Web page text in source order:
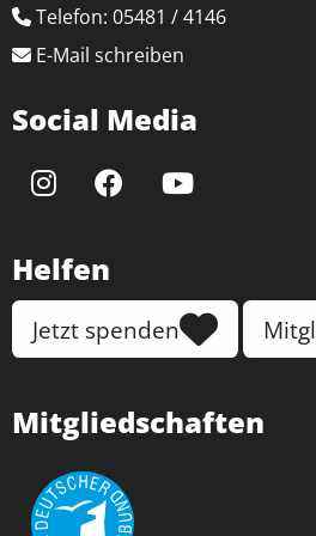
Telefon: 05481 / 4146
E-Mail schreiben
Social Media
Helfen
Jetzt spenden
Mitgliedschaften
Zweck:
Speichert Ihre bevorzugten
6 Monate, 13 Monate